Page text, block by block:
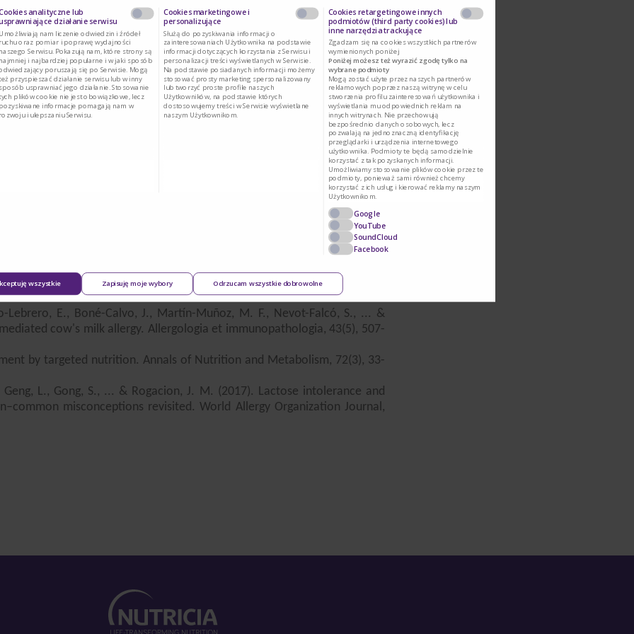
rekomendowany jest wybór preparatu o składzie możliwie
także laktozę. Obecność laktozy w mieszance może być jednak
diety eliminacyjnej.
ona pacjentów z wtórną do alergii na białka mleka enteropatią lub
U tych pacjentów właściwym będzie zastosowanie bezlaktozowego
wprowadzeniu eHF lub mamy do czynienia z ciężką biegunką z
nasileniu zmian, pacjent przeszedł anafilaksję albo rozpoznano u niego
pierwszego wyboru powinna być mieszanka aminokwasowa. W takiej
i mogą nieść za sobą niekorzystne implikacje tj. wzrost ryzyka
czy opóźnienie w procesie nabywania tolerancji.
Lebrero, E., Boné-Calvo, J., Martín-Muñoz, M. F., Nevot-Falcó, S., ... &
cow's milk allergy. Allergologia et immunopathologia, 43(5), 507-
by targeted nutrition. Annals of Nutrition and Metabolism, 72(3), 33-
L., Gong, S., ... & Rogacion, J. M. (2017). Lactose intolerance and
misconceptions revisited. World Allergy Organization Journal,
Tak Nie
analityczne lub
działanie serwisu
Umożliwiają nam liczenie odwiedzin i źródeł
ruchu oraz pomiar i poprawę wydajności
naszego Serwisu. Pokazują nam, które strony są
najmniej i najbardziej popularne i w jaki sposób
poruszają się po Serwisie. Mogą
przyspieszać działanie serwisu lub w inny
sposób usprawniać jego działanie. Stosowanie
plików cookie nie jest obowiązkowe, lecz
pozyskiwane informacje pomagają nam w
rozwoju i ulepszaniu Serwisu.
Cookies marketingowe i
personalizujące
Służą do pozyskiwania informacji o
zainteresowaniach Użytkownika na podstawie
informacji dotyczących korzystania z Serwisu i
personalizacji treści wyświetlanych w Serwisie.
Na podstawie posiadanych informacji możemy
stosować prosty marketing spersonalizowany
lub tworzyć proste profile naszych
Użytkowników, na podstawie których
dostosowujemy treści w Serwisie wyświetlane
naszym Użytkownikom.
Cookies retargetingowe innych
podmiotów (third party cookies) lub
inne narzędzia trackujące
Zgadzam się na cookies wszystkich partnerów
wymienionych poniżej
Poniżej możesz też wyrazić zgodę tylko na
wybrane podmioty
Mogą zostać użyte przez naszych partnerów
reklamowych poprzez naszą witrynę w celu
stworzenia profilu zainteresowań użytkownika i
wyświetlania mu odpowiednich reklam na
innych witrynach. Nie przechowują
bezpośrednio danych osobowych, lecz
pozwalają na jednoznaczną identyfikację
przeglądarki i urządzenia internetowego
użytkownika. Podmioty te będą samodzielnie
korzystać z tak pozyskanych informacji.
Umożliwiamy stosowanie plików cookie przez te
podmioty, ponieważ sami również chcemy
korzystać z ich usług i kierować reklamy naszym
Użytkownikom.
Google
YouTube
SoundCloud
Facebook
wszystkie Zapisuję moje wybory Odrzucam wszystkie dobrowolne